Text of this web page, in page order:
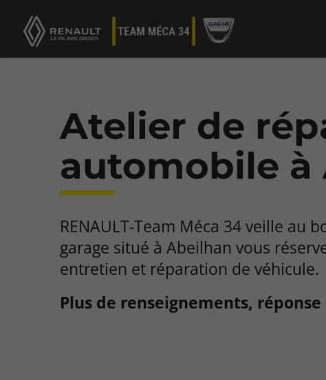
Atelier de
automobile à
RENAULT-Team Méca 34 veille au
garage situé à Abeilhan vous
entretien et réparation de véhicule.
Plus de renseignements,